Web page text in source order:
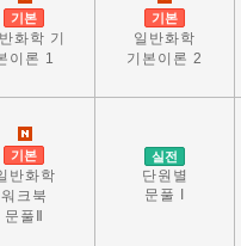
기본
화학 기
이론 1
기본
일반화학
기본이론 2
기본
반화학
워크북
문풀Ⅱ
실전
단원별
문풀 I